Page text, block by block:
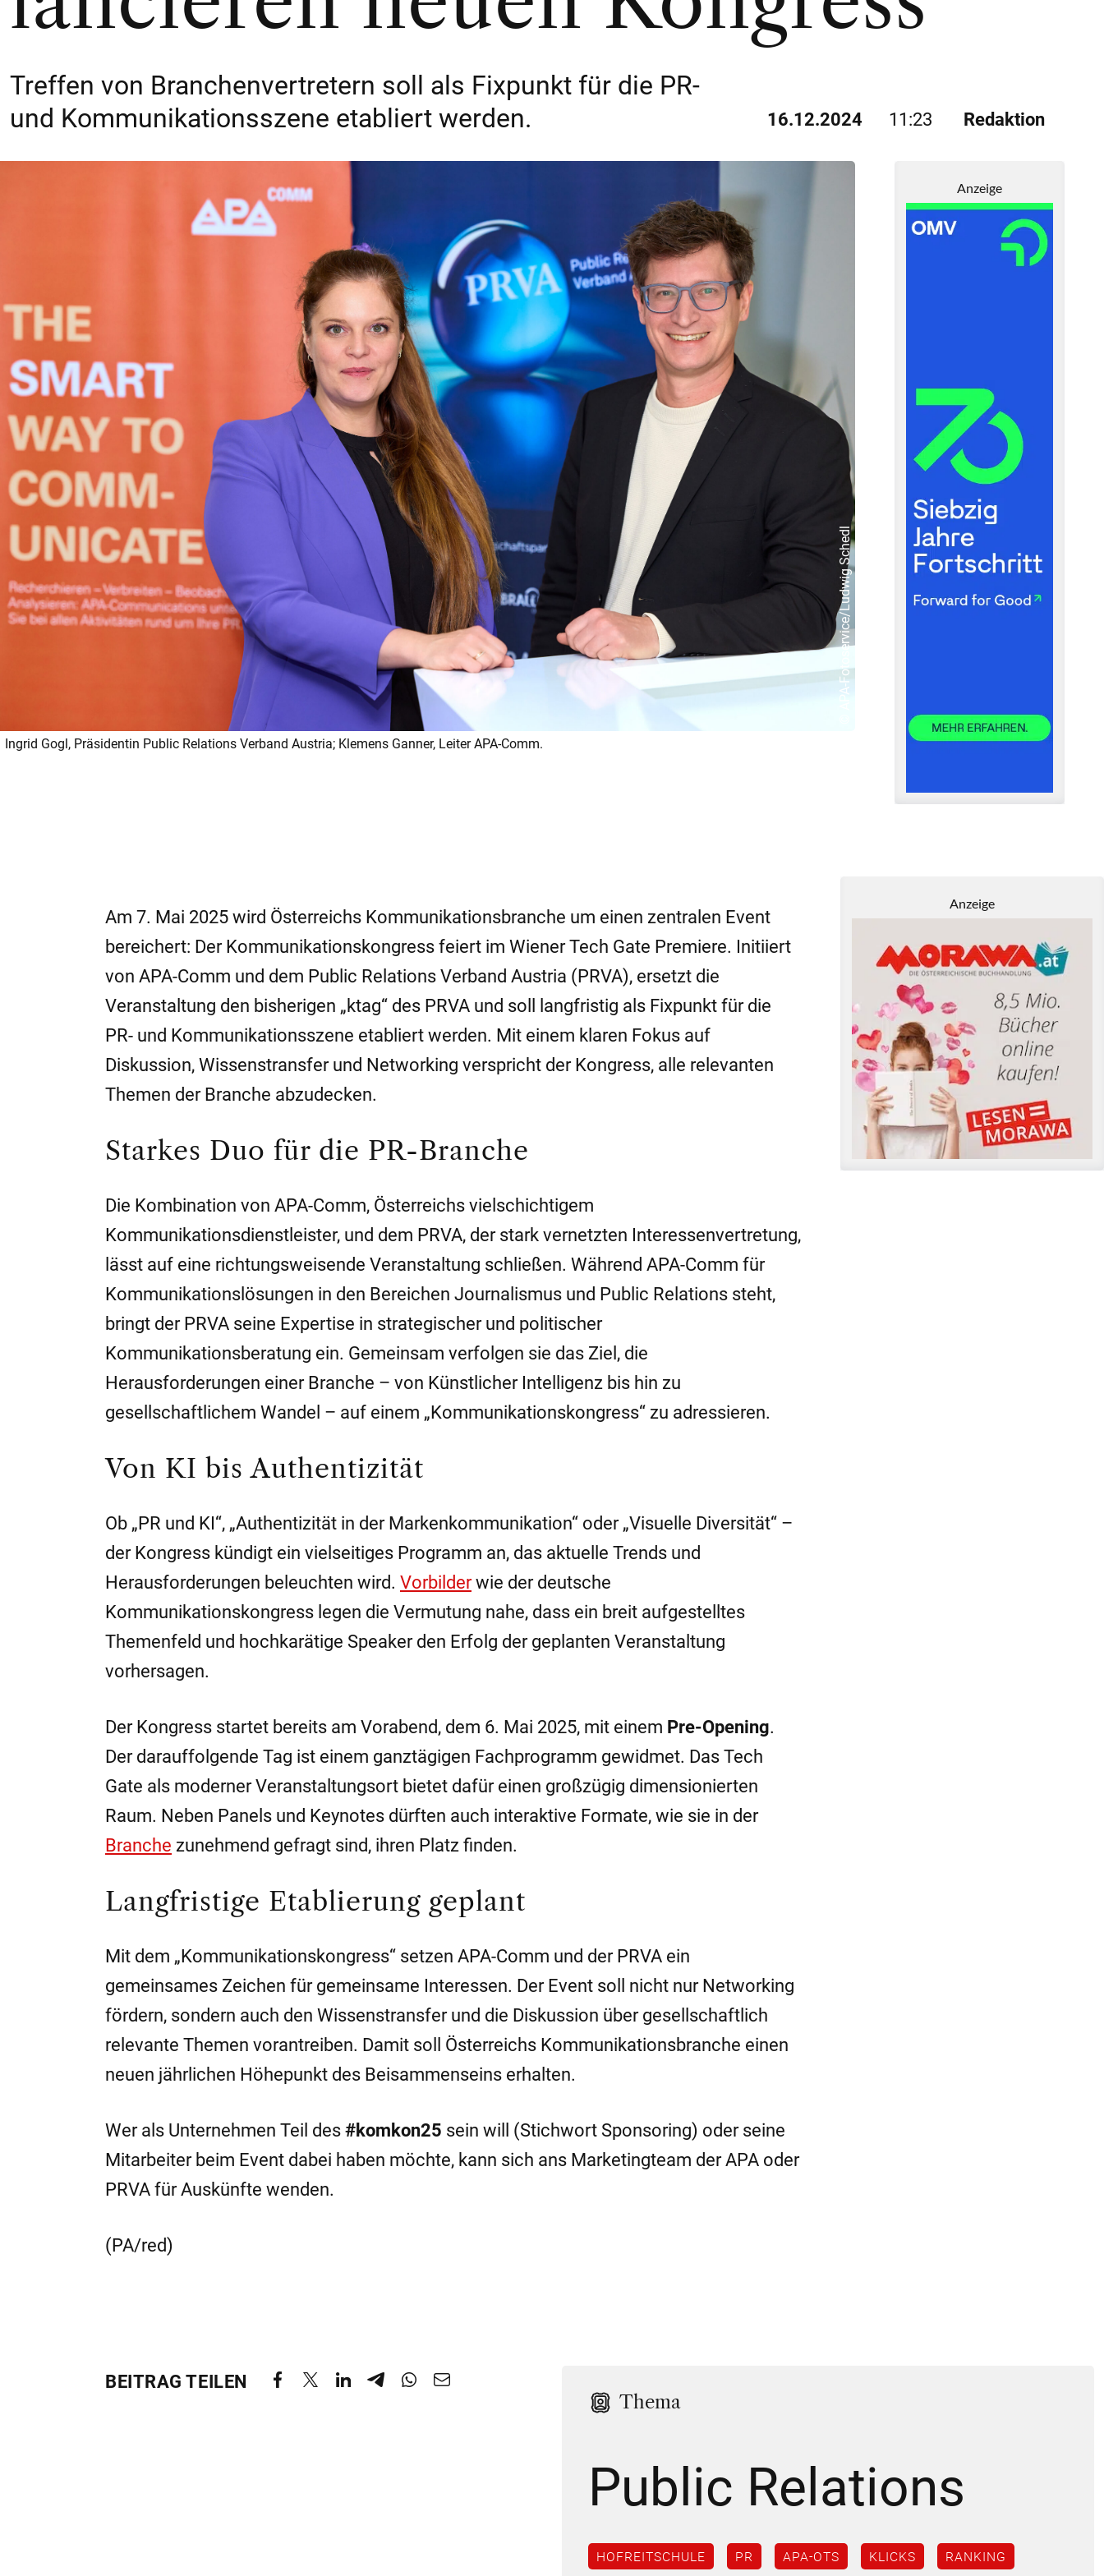
Treffen von Branchenvertretern soll als Fixpunkt für die PR-
und Kommunikationsszene etabliert werden.
16.12.2024 11:23 Redaktion
© APA-Fotoservice/Ludwig Schedl
Ingrid Gogl, Präsidentin Public Relations Verband Austria; Klemens Ganner, Leiter APA-Comm.
Anzeige
Am 7. Mai 2025 wird Österreichs Kommunikationsbranche um einen zentralen Event
bereichert: Der Kommunikationskongress feiert im Wiener Tech Gate Premiere. Initiiert
von APA-Comm und dem Public Relations Verband Austria (PRVA), ersetzt die
Veranstaltung den bisherigen „ktag“ des PRVA und soll langfristig als Fixpunkt für die
PR- und Kommunikationsszene etabliert werden. Mit einem klaren Fokus auf
Diskussion, Wissenstransfer und Networking verspricht der Kongress, alle relevanten
Themen der Branche abzudecken.
Starkes Duo für die PR-Branche
Die Kombination von APA-Comm, Österreichs vielschichtigem
Kommunikationsdienstleister, und dem PRVA, der stark vernetzten Interessenvertretung,
lässt auf eine richtungsweisende Veranstaltung schließen. Während APA-Comm für
Kommunikationslösungen in den Bereichen Journalismus und Public Relations steht,
bringt der PRVA seine Expertise in strategischer und politischer
Kommunikationsberatung ein. Gemeinsam verfolgen sie das Ziel, die
Herausforderungen einer Branche – von Künstlicher Intelligenz bis hin zu
gesellschaftlichem Wandel – auf einem „Kommunikationskongress“ zu adressieren.
Von KI bis Authentizität
Ob „PR und KI“, „Authentizität in der Markenkommunikation“ oder „Visuelle Diversität“ –
der Kongress kündigt ein vielseitiges Programm an, das aktuelle Trends und
Herausforderungen beleuchten wird. Vorbilderwie der deutsche
Kommunikationskongress legen die Vermutung nahe, dass ein breit aufgestelltes
Themenfeld und hochkarätige Speaker den Erfolg der geplanten Veranstaltung
vorhersagen.
Der Kongress startet bereits am Vorabend, dem 6. Mai 2025, mit einem Pre-Opening.
Der darauffolgende Tag ist einem ganztägigen Fachprogramm gewidmet. Das Tech
Gate als moderner Veranstaltungsort bietet dafür einen großzügig dimensionierten
Raum. Neben Panels und Keynotes dürften auch interaktive Formate, wie sie in der
Branche zunehmend gefragt sind, ihren Platz finden.
Langfristige Etablierung geplant
Mit dem „Kommunikationskongress“ setzen APA-Comm und der PRVA ein
gemeinsames Zeichen für gemeinsame Interessen. Der Event soll nicht nur Networking
fördern, sondern auch den Wissenstransfer und die Diskussion über gesellschaftlich
relevante Themen vorantreiben. Damit soll Österreichs Kommunikationsbranche einen
neuen jährlichen Höhepunkt des Beisammenseins erhalten.
Wer als Unternehmen Teil des #komkon25 sein will (Stichwort Sponsoring) oder seine
Mitarbeiter beim Event dabei haben möchte, kann sich ans Marketingteam der APA oder
PRVA für Auskünfte wenden.
(PA/red)
Anzeige
BEITRAG TEILEN
Thema
Public Relations
HOFREITSCHULE PR APA-OTS KLICKS RANKING